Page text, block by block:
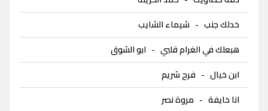
خدلك جنب - شيماء الشايب
هبعلك في الغرام قلبي - ابو الشوق
ابن خيال - فرح شريم
انا خايفة - مروة نصر